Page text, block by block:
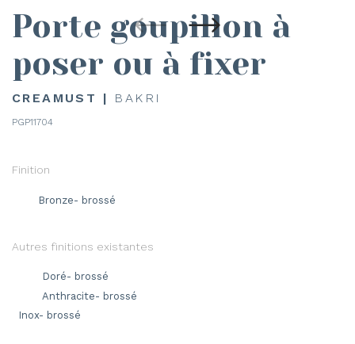
Porte goupillon à
poser ou à fixer
CREAMUST | BAKRI
PGP11704
Finition
Bronze- brossé
Autres finitions existantes
Doré- brossé
Anthracite- brossé
Inox- brossé